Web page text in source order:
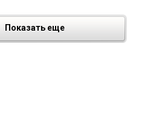
Показать еще